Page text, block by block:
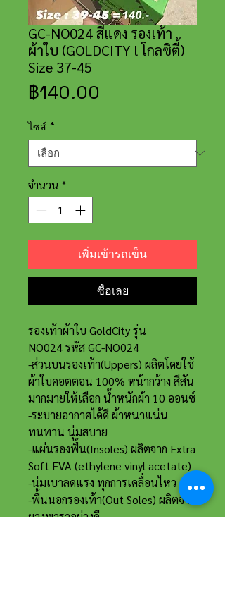
GC-NO024 สีแดง รองเท้า
ผ้าใบ (GOLDCITY l โกลซิตี้)
Size 37-45
฿140.00
ไซส์ *
จำนวน *
เพิ่มเข้ารถเข็น
ซื้อเลย
รองเท้าผ้าใบ GoldCity รุ่น
NO024 รหัส GC-NO024
-ส่วนบนรองเท้า(Uppers) ผลิตโดยใช้
ผ้าใบคอตตอน 100% หน้ากว้าง สีสัน
มากมายให้เลือก น้ำหนักผ้า 10 ออนซ์
-ระบายอากาศได้ดี ผ้าหนาแน่น
ทนทาน นุ่มสบาย
-แผ่นรองพื้น(Insoles) ผลิตจาก Extra
Soft EVA (ethylene vinyl acetate)
-นุ่มเบาลดแรง ทุกการเคลื่อนไหว
-พื้นนอกรองเท้า(Out Soles) ผลิตจาก
ยางพาราอย่างดี